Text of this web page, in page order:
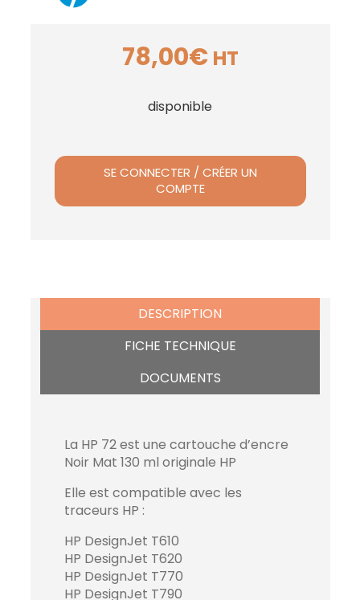
78,00€ HT
disponible
SE CONNECTER / CRÉER UN
COMPTE
DESCRIPTION
FICHE TECHNIQUE
DOCUMENTS
La HP 72 est une cartouche d’encre
Noir Mat 130 ml originale HP
Elle est compatible avec les
traceurs HP :
HP DesignJet T610
HP DesignJet T620
HP DesignJet T770
HP DesignJet T790